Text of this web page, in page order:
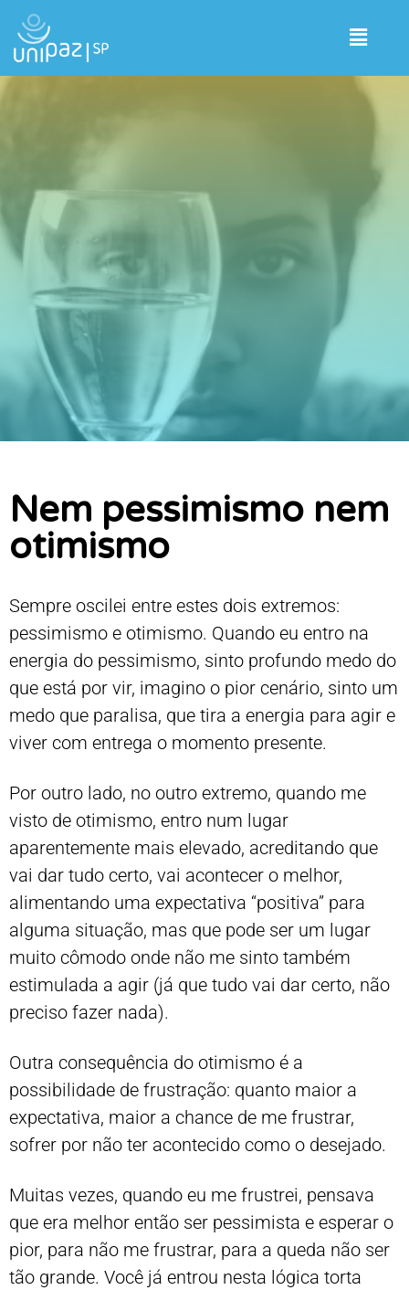
Nem pessimismo nem
otimismo
Sempre oscilei entre estes dois extremos:
pessimismo e otimismo. Quando eu entro na
energia do pessimismo, sinto profundo medo do
que está por vir, imagino o pior cenário, sinto um
medo que paralisa, que tira a energia para agir e
viver com entrega o momento presente.
Por outro lado, no outro extremo, quando me
visto de otimismo, entro num lugar
aparentemente mais elevado, acreditando que
vai dar tudo certo, vai acontecer o melhor,
alimentando uma expectativa “positiva” para
alguma situação, mas que pode ser um lugar
muito cômodo onde não me sinto também
estimulada a agir (já que tudo vai dar certo, não
preciso fazer nada).
Outra consequência do otimismo é a
possibilidade de frustração: quanto maior a
expectativa, maior a chance de me frustrar,
sofrer por não ter acontecido como o desejado.
Muitas vezes, quando eu me frustrei, pensava
que era melhor então ser pessimista e esperar o
pior, para não me frustrar, para a queda não ser
tão grande. Você já entrou nesta lógica torta